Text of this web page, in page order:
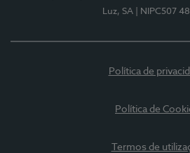
Luz, SA
| NIPC507
Política de
Política de
Termos de